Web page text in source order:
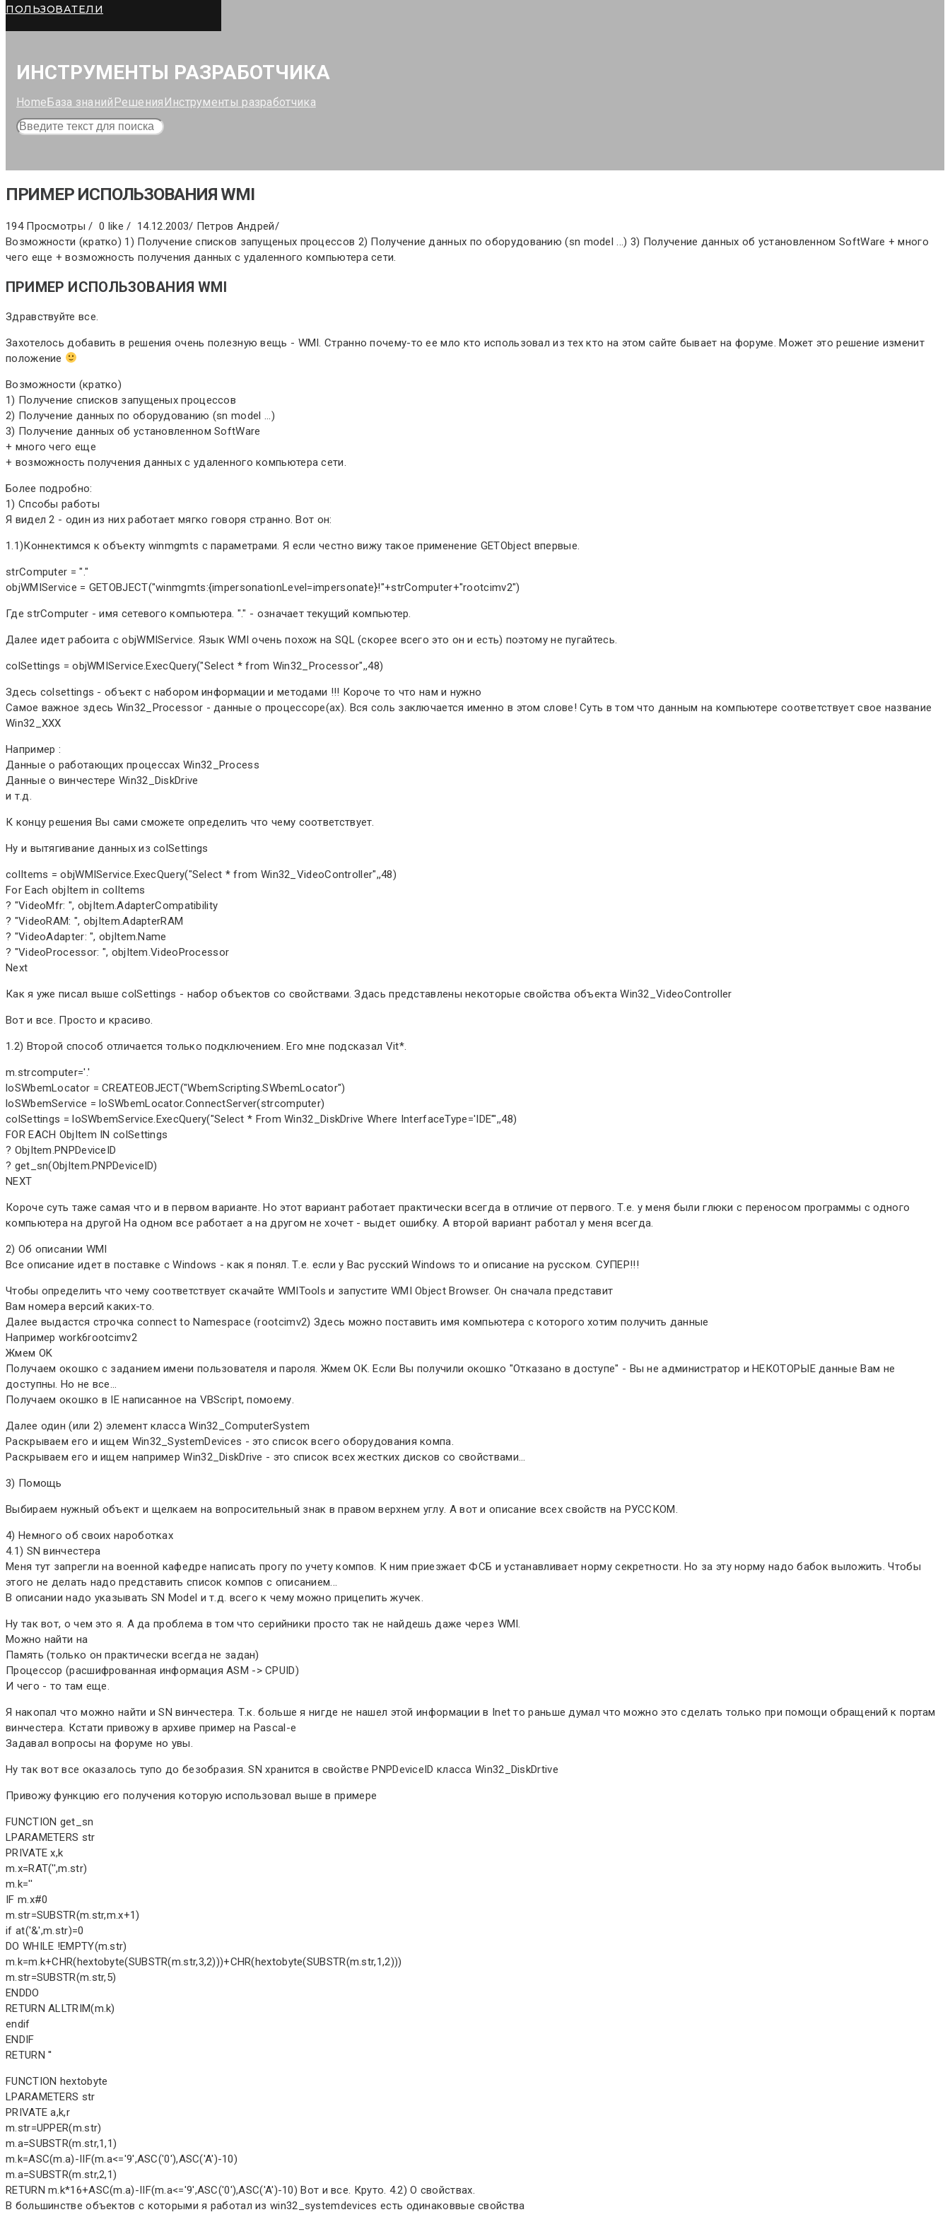
ПОЛЬЗОВАТЕЛИ
ИНСТРУМЕНТЫ РАЗРАБОТЧИКА
HomeБаза знаний Решения Инструменты разработчика
ПРИМЕР ИСПОЛЬЗОВАНИЯ WMI
194 Просмотры / 0 like / 14.12.2003/ Петров Андрей/
Возможности (кратко) 1) Получение списков запущеных процессов 2) Получение данных по оборудованию (sn model ...) 3) Получение данных об установленном SoftWare + много
чего еще + возможность получения данных с удаленного компьютера сети.
ПРИМЕР ИСПОЛЬЗОВАНИЯ WMI
Здравствуйте все.
Захотелось добавить в решения очень полезную вещь - WMI. Странно почему-то ее мло кто использовал из тех кто на этом сайте бывает на форуме. Может это решение изменит
положение
Возможности (кратко)
1) Получение списков запущеных процессов
2) Получение данных по оборудованию (sn model ...)
3) Получение данных об установленном SoftWare
+ много чего еще
+ возможность получения данных с удаленного компьютера сети.
Более подробно:
1) Спсобы работы
Я видел 2 - один из них работает мягко говоря странно. Вот он:
1.1)Коннектимся к объекту winmgmts с параметрами. Я если честно вижу такое применение GETObject впервые.
strComputer = "."
objWMIService = GETOBJECT("winmgmts:{impersonationLevel=impersonate}!"+strComputer+"rootcimv2")
Где strComputer - имя сетевого компьютера. "." - означает текущий компьютер.
Далее идет рабоита с objWMIService. Язык WMI очень похож на SQL (скорее всего это он и есть) поэтому не пугайтесь.
colSettings = objWMIService.ExecQuery("Select * from Win32_Processor",,48)
Здесь colsettings - объект с набором информации и методами !!! Короче то что нам и нужно
Самое важное здесь Win32_Processor - данные о процессоре(ах). Вся соль заключается именно в этом слове! Суть в том что данным на компьютере соответствует свое название
Win32_XXX
Например :
Данные о работающих процессах Win32_Process
Данные о винчестере Win32_DiskDrive
и т.д.
К концу решения Вы сами сможете определить что чему соответствует.
Ну и вытягивание данных из colSettings
colItems = objWMIService.ExecQuery("Select * from Win32_VideoController",,48)
For Each objItem in colItems
? "VideoMfr: ", objItem.AdapterCompatibility
? "VideoRAM: ", objItem.AdapterRAM
? "VideoAdapter: ", objItem.Name
? "VideoProcessor: ", objItem.VideoProcessor
Next
Как я уже писал выше colSettings - набор объектов со свойствами. Здась представлены некоторые свойства объекта Win32_VideoController
Вот и все. Просто и красиво.
1.2) Второй способ отличается только подключением. Его мне подсказал Vit*.
m.strcomputer='.'
loSWbemLocator = CREATEOBJECT("WbemScripting.SWbemLocator")
loSWbemService = loSWbemLocator.ConnectServer(strcomputer)
colSettings = loSWbemService.ExecQuery("Select * From Win32_DiskDrive Where InterfaceType='IDE'",,48)
FOR EACH ObjItem IN colSettings
? ObjItem.PNPDeviceID
? get_sn(ObjItem.PNPDeviceID)
NEXT
Короче суть таже самая что и в первом варианте. Но этот вариант работает практически всегда в отличие от первого. Т.е. у меня были глюки с переносом программы с одного
компьютера на другой На одном все работает а на другом не хочет - выдет ошибку. А второй вариант работал у меня всегда.
2) Об описании WMI
Все описание идет в поставке с Windows - как я понял. Т.е. если у Вас русский Windows то и описание на русском. СУПЕР!!!
Чтобы определить что чему соответствует скачайте WMITools и запустите WMI Object Browser. Он сначала представит
Вам номера версий каких-то.
Далее выдастся строчка connect to Namespace (rootcimv2) Здесь можно поставить имя компьютера с которого хотим получить данные
Например work6rootcimv2
Жмем OK
Получаем окошко с заданием имени пользователя и пароля. Жмем OK. Если Вы получили окошко "Отказано в доступе" - Вы не администратор и НЕКОТОРЫЕ данные Вам не
доступны. Но не все...
Получаем окошко в IE написанное на VBScript, помоему.
Далее один (или 2) элемент класса Win32_ComputerSystem
Раскрываем его и ищем Win32_SystemDevices - это список всего оборудования компа.
Раскрываем его и ищем например Win32_DiskDrive - это список всех жестких дисков со свойствами...
3) Помощь
Выбираем нужный объект и щелкаем на вопросительный знак в правом верхнем углу. А вот и описание всех свойств на РУССКОМ.
4) Немного об своих нароботках
4.1) SN винчестера
Меня тут запрегли на военной кафедре написать прогу по учету компов. К ним приезжает ФСБ и устанавливает норму секретности. Но за эту норму надо бабок выложить. Чтобы
этого не делать надо представить список компов с описанием...
В описании надо указывать SN Model и т.д. всего к чему можно прицепить жучек.
Ну так вот, о чем это я. А да проблема в том что серийники просто так не найдешь даже через WMI.
Можно найти на
Память (только он практически всегда не задан)
Процессор (расшифрованная информация ASM -> CPUID)
И чего - то там еще.
Я накопал что можно найти и SN винчестера. Т.к. больше я нигде не нашел этой информации в Inet то раньше думал что можно это сделать только при помощи обращений к портам
винчестера. Кстати привожу в архиве пример на Pascal-е
Задавал вопросы на форуме но увы.
Ну так вот все оказалось тупо до безобразия. SN хранится в свойстве PNPDeviceID класса Win32_DiskDrtive
Привожу функцию его получения которую использовал выше в примере
FUNCTION get_sn
LPARAMETERS str
PRIVATE x,k
m.x=RAT('',m.str)
m.k=''
IF m.x#0
m.str=SUBSTR(m.str,m.x+1)
if at('&',m.str)=0
DO WHILE !EMPTY(m.str)
m.k=m.k+CHR(hextobyte(SUBSTR(m.str,3,2)))+CHR(hextobyte(SUBSTR(m.str,1,2)))
m.str=SUBSTR(m.str,5)
ENDDO
RETURN ALLTRIM(m.k)
endif
ENDIF
RETURN ''
FUNCTION hextobyte
LPARAMETERS str
PRIVATE a,k,r
m.str=UPPER(m.str)
m.a=SUBSTR(m.str,1,1)
m.k=ASC(m.a)-IIF(m.a<='9',ASC('0'),ASC('A')-10)
m.a=SUBSTR(m.str,2,1)
RETURN m.k*16+ASC(m.a)-IIF(m.a<='9',ASC('0'),ASC('A')-10) Вот и все. Круто. 4.2) О свойствах.
В большинстве объектов с которыми я работал из win32_systemdevices есть одинаковвые свойства